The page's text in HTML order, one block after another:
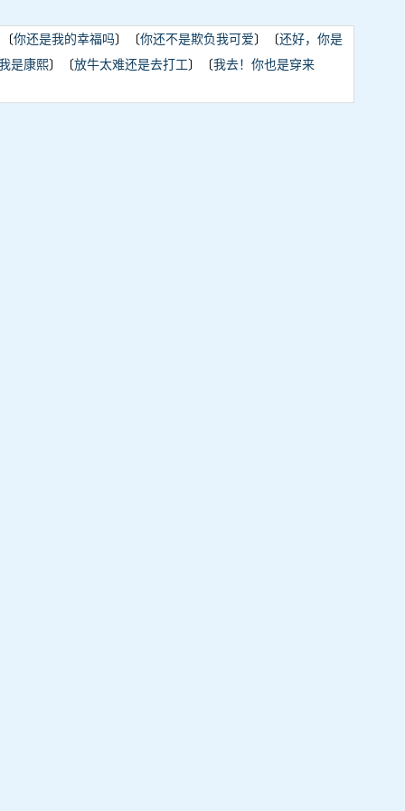
你还是我的幸福吗〕〔你还不是欺负我可爱〕〔还好，你是
是康熙〕〔放牛太难还是去打工〕〔我去！你也是穿来